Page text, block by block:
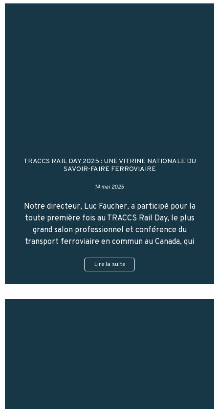
TRACCS RAIL DAY 2025 : UNE VITRINE NATIONALE DU
SAVOIR-FAIRE FERROVIAIRE
14 mai 2025
Notre directeur, Luc Faucher, a participé pour la
toute première fois au TRACCS Rail Day, le plus
grand salon professionnel et conférence du
transport ferroviaire en commun au Canada, qui
Lire la suite